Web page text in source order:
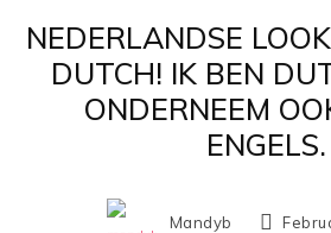
NEDERLANDSE
DUTCH! IK BEN
ONDERNEEM
ENGELS.
Mandyb